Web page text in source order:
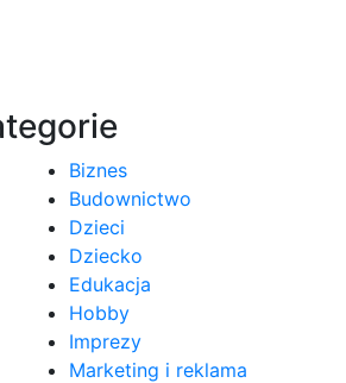
Biznes
Budownictwo
Dzieci
Dziecko
Edukacja
Hobby
Imprezy
Marketing i reklama